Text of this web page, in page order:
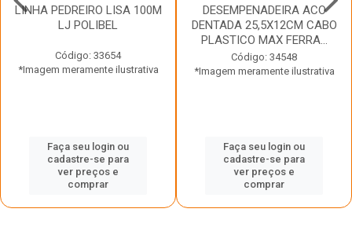
LINHA PEDREIRO LISA 100M
LJ POLIBEL
Código: 33654
*Imagem meramente ilustrativa
Faça seu login ou
cadastre-se para
ver preços e
comprar
DESEMPENADEIRA ACO
DENTADA 25,5X12CM CABO
PLASTICO MAX FERRA...
Código: 34548
*Imagem meramente ilustrativa
Faça seu login ou
cadastre-se para
ver preços e
comprar